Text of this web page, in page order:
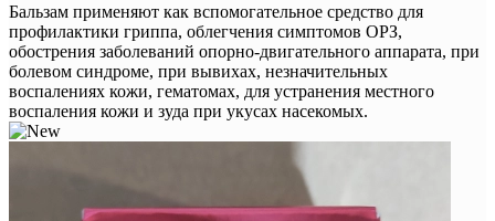
Бальзам применяют как вспомогательное средство для
профилактики гриппа, облегчения симптомов ОРЗ,
обострения заболеваний опорно-двигательного аппарата, при
болевом синдроме, при вывихах, незначительных
воспалениях кожи, гематомах, для устранения местного
воспаления кожи и зуда при укусах насекомых.